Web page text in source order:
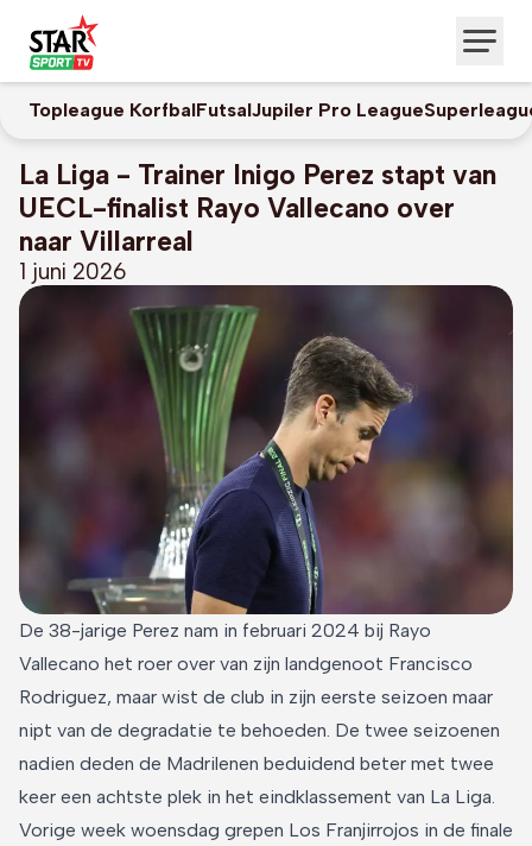
Topleague KorfbalFutsalJupiler Pro League
La Liga - Trainer Inigo Perez stapt van
UECL-finalist Rayo Vallecano over
naar Villarreal
1 juni 2026
De 38-jarige Perez nam in februari 2024 bij Rayo
Vallecano het roer over van zijn landgenoot Francisco
Rodriguez, maar wist de club in zijn eerste seizoen maar
nipt van de degradatie te behoeden. De twee seizoenen
nadien deden de Madrilenen beduidend beter met twee
keer een achtste plek in het eindklassement van La Liga.
Vorige week woensdag grepen Los Franjirrojos in de finale